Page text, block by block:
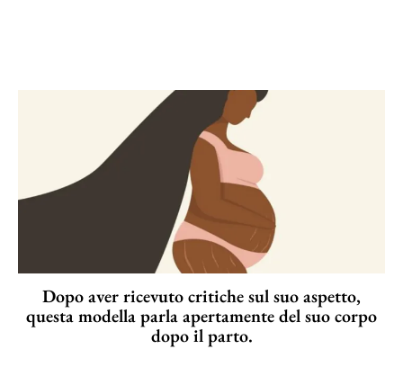
Dopo aver ricevuto critiche sul suo aspetto,
questa modella parla apertamente del suo corpo
dopo il parto.